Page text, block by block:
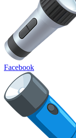
Facebook